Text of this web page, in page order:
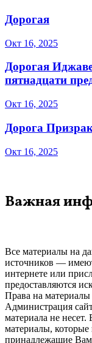
Дорогая
Окт 16, 2025
Дорогая
пятнадцати
Окт 16, 2025
Дорога
Окт 16, 2025
Важная
Все материалы на
источников —
интернете или
предоставляются
Права на
Администрация
материала не
материалы,
принадлежащие